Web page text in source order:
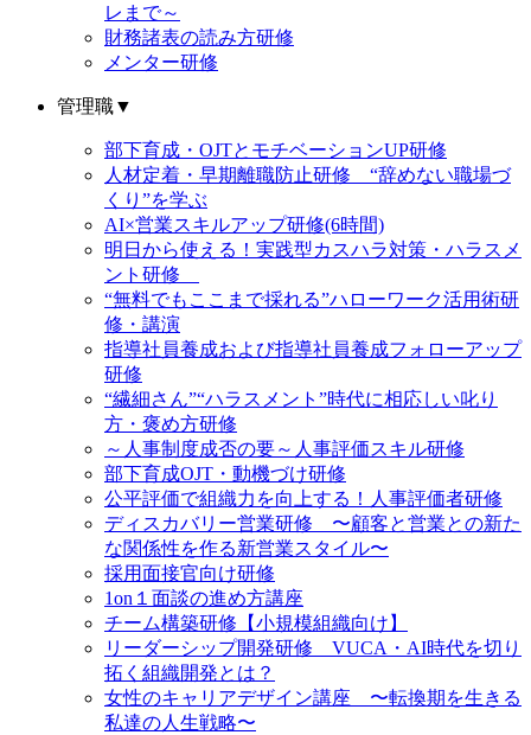
レまで～
財務諸表の読み方研修
メンター研修
管理職▼
部下育成・OJTとモチベーションUP研修
人材定着・早期離職防止研修 “辞めない職場づ
くり”を学ぶ
AI×営業スキルアップ研修(6時間)
明日から使える！実践型カスハラ対策・ハラスメ
ント研修
“無料でもここまで採れる”ハローワーク活用術研
修・講演
指導社員養成および指導社員養成フォローアップ
研修
“繊細さん”“ハラスメント”時代に相応しい叱り
方・褒め方研修
～人事制度成否の要～人事評価スキル研修
部下育成OJT・動機づけ研修
公平評価で組織力を向上する！人事評価者研修
ディスカバリー営業研修 〜顧客と営業との新た
な関係性を作る新営業スタイル〜
採用面接官向け研修
1on１面談の進め方講座
チーム構築研修【小規模組織向け】
リーダーシップ開発研修 VUCA・AI時代を切り
拓く組織開発とは？
女性のキャリアデザイン講座 〜転換期を生きる
私達の人生戦略〜